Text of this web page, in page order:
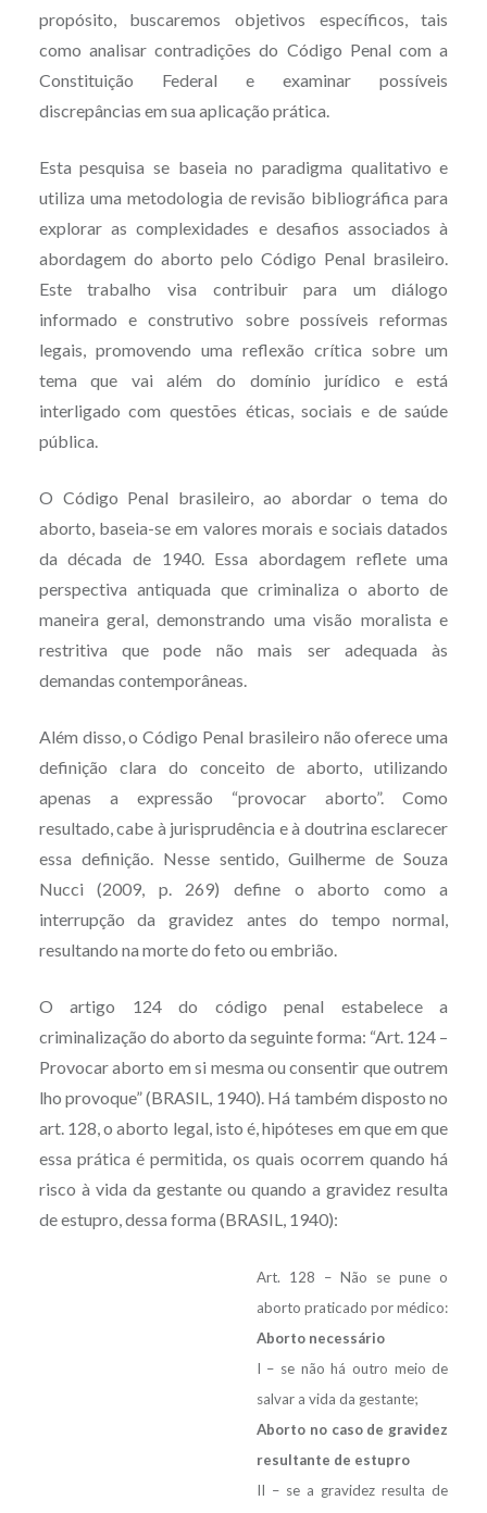
propósito, buscaremos objetivos específicos, tais
como analisar contradições do Código Penal com a
Constituição Federal e examinar possíveis
discrepâncias em sua aplicação prática.
Esta pesquisa se baseia no paradigma qualitativo e
utiliza uma metodologia de revisão bibliográfica para
explorar as complexidades e desafios associados à
abordagem do aborto pelo Código Penal brasileiro.
Este trabalho visa contribuir para um diálogo
informado e construtivo sobre possíveis reformas
legais, promovendo uma reflexão crítica sobre um
tema que vai além do domínio jurídico e está
interligado com questões éticas, sociais e de saúde
pública.
O Código Penal brasileiro, ao abordar o tema do
aborto, baseia-se em valores morais e sociais datados
da década de 1940. Essa abordagem reflete uma
perspectiva antiquada que criminaliza o aborto de
maneira geral, demonstrando uma visão moralista e
restritiva que pode não mais ser adequada às
demandas contemporâneas.
Além disso, o Código Penal brasileiro não oferece uma
definição clara do conceito de aborto, utilizando
apenas a expressão “provocar aborto”. Como
resultado, cabe à jurisprudência e à doutrina esclarecer
essa definição. Nesse sentido, Guilherme de Souza
Nucci (2009, p. 269) define o aborto como a
interrupção da gravidez antes do tempo normal,
resultando na morte do feto ou embrião.
O artigo 124 do código penal estabelece a
criminalização do aborto da seguinte forma: “Art. 124 –
Provocar aborto em si mesma ou consentir que outrem
lho provoque” (BRASIL, 1940). Há também disposto no
art. 128, o aborto legal, isto é, hipóteses em que em que
essa prática é permitida, os quais ocorrem quando há
risco à vida da gestante ou quando a gravidez resulta
de estupro, dessa forma (BRASIL, 1940):
Art. 128 – Não se pune o
aborto praticado por médico:
Aborto necessário
I – se não há outro meio de
salvar a vida da gestante;
Aborto no caso de gravidez
resultante de estupro
II – se a gravidez resulta de